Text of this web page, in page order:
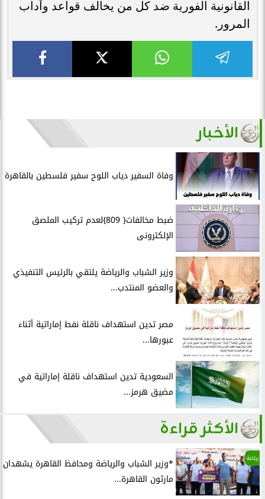
القانونية الفورية ضد كل من يخالف قواعد وآداب
المرور.
الأخبار
وفاة السفير دياب اللوح سفير فلسطين بالقاهرة
ضبط مخالفات{ 809}لعدم تركيب الملصق
الإلكترونى
وزير الشباب والرياضة يلتقي بالرئيس التنفيذي
والعضو المنتدب...
مصر تدين استهداف ناقلة نفط إماراتية أثناء
عبورها...
السعودية تدين استهداف ناقلة إماراتية في
مضيق هرمز...
الأكثر قراءة
رياضة
*وزير الشباب والرياضة ومحافظ القاهرة يشهدان
مارثون القاهرة...